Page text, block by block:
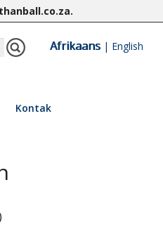
.
Afrikaans| English
Kontak